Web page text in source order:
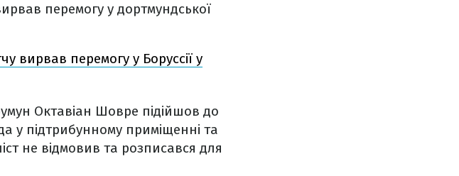
перемогу у дортмундської
вирвав перемогу у Боруссії у
Октавіан Шовре підійшов до
у підтрибунному приміщенні та
не відмовив та розписався для